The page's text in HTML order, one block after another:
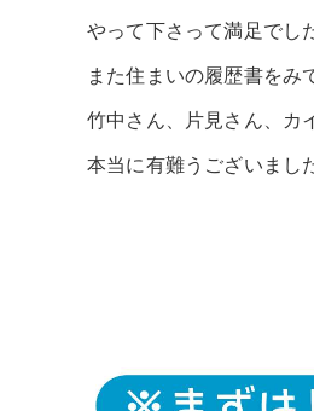
やって下さって満足でし
また住まいの履歴書をみ
竹中さん、片見さん、カ
本当に有難うございまし